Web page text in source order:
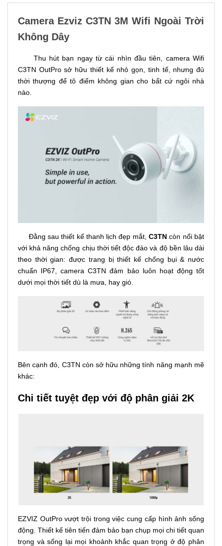
Camera Ezviz C3TN 3M Wifi Ngoài Trời
Không Dây
Thu hút bạn ngay từ cái nhìn đầu tiên, camera Wifi
C3TN OutPro sở hữu thiết kế nhỏ gọn, tinh tế, nhưng đủ
thời thượng để tô điểm không gian cho bất cứ ngôi nhà
nào.
Đằng sau thiết kế thanh lịch đẹp mắt,C3TN còn nổi bật
với khả năng chống chịu thời tiết độc đáo và độ bền lâu dài
theo thời gian: được trang bị thiết kế chống bụi & nước
chuẩn IP67, camera C3TN đảm bảo luôn hoạt động tốt
dưới mọi thời tiết dù là mưa, hay gió.
Bên cạnh đó, C3TN còn sở hữu những tính năng mạnh mẽ
khác:
Chi tiết tuyệt đẹp với độ phân giải 2K
EZVIZ OutPro vượt trội trong việc cung cấp hình ảnh sống
động. Thiết kế tiên tiến đảm bảo bạn chụp mọi chi tiết quan
trọng và sống lại mọi khoảnh khắc quan trọng ở độ phân